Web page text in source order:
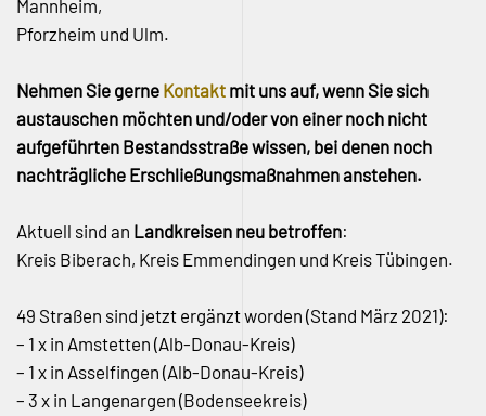
Mannheim,
Pforzheim und Ulm.
Nehmen Sie gerne Kontakt mit uns auf, wenn Sie sich
austauschen möchten und/oder von einer noch nicht
aufgeführten Bestandsstraße wissen, bei denen noch
nachträgliche Erschließungsmaßnahmen anstehen.
Aktuell sind an Landkreisen neu betroffen:
Kreis Biberach, Kreis Emmendingen und Kreis Tübingen.
49 Straßen sind jetzt ergänzt worden (Stand März 2021):
– 1 x in Amstetten (Alb-Donau-Kreis)
– 1 x in Asselfingen (Alb-Donau-Kreis)
– 3 x in Langenargen (Bodenseekreis)